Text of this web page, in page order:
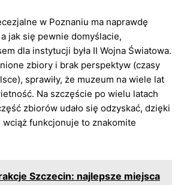
w Poznaniu ma naprawdę
jak się pewnie domyślacie,
dla instytucji była II Wojna Światowa.
zbiory i brak perspektyw (czasy
sprawiły, że muzeum na wiele lat
Na szczęście po wielu latach
zbiorów udało się odzyskać, dzięki
funkcjonuje to znakomite
Szczecin: najlepsze miejsca